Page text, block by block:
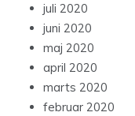
juli 2020
juni 2020
maj 2020
april 2020
marts 2020
februar 2020